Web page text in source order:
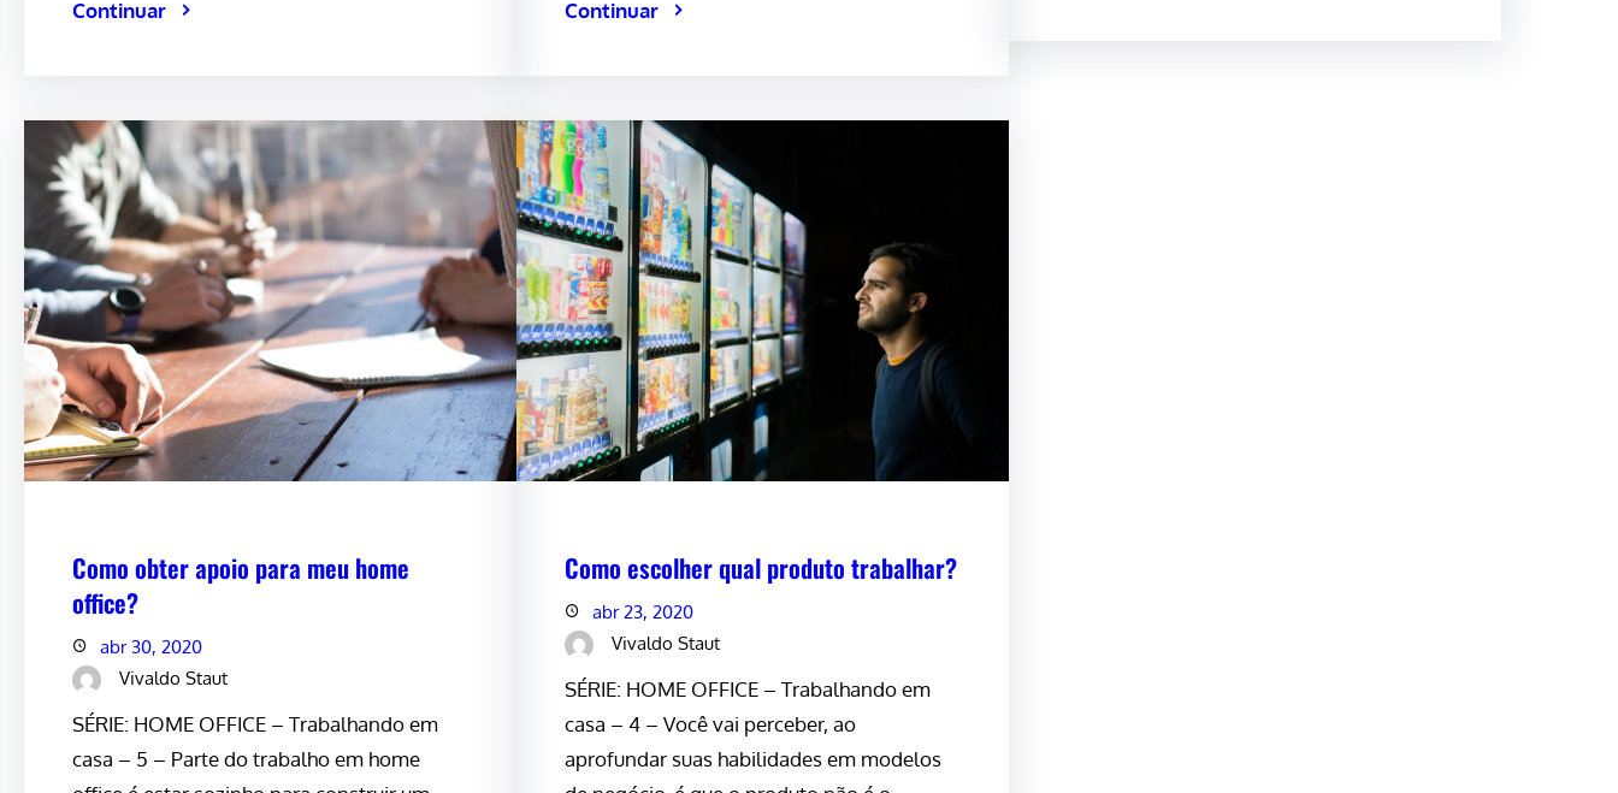
Continuar Continuar
Como obter apoio para meu home
office?
abr 30, 2020
Vivaldo Staut
SÉRIE: HOME OFFICE – Trabalhando em
casa – 5 – Parte do trabalho em home
Como escolher qual produto trabalhar?
abr 23, 2020
Vivaldo Staut
SÉRIE: HOME OFFICE – Trabalhando em
casa – 4 – Você vai perceber, ao
aprofundar suas habilidades em modelos